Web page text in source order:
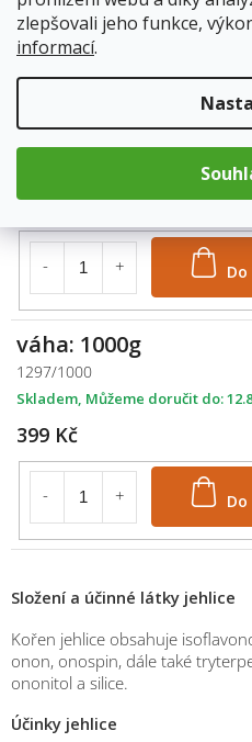
zlepšovali jeho funkce,
informací.
Do
219 Kč
váha: 1000g
1297/1000
399 Kč
Skladem
Složení a účinné látky jehlice
Kořen jehlice obsahuje
onon, onospin, dále také
ononitol a silice.
Účinky jehlice